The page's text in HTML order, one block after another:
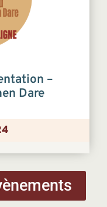
–
Dare